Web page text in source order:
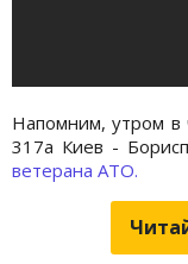
Напомним, утром в
317а Киев -
ветерана АТО.